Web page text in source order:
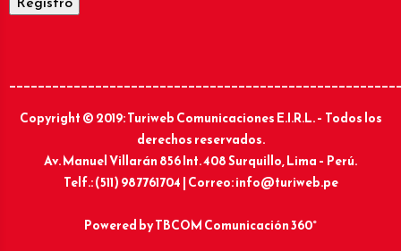
Copyright © 2019: Turiweb Comunicaciones E.I.R.L. – Todos los
derechos reservados.
Av. Manuel Villarán 856 Int. 408 Surquillo, Lima – Perú.
Telf.: (511) 987761704 | Correo: info@turiweb.pe
Powered byTBCOM Comunicación 360°